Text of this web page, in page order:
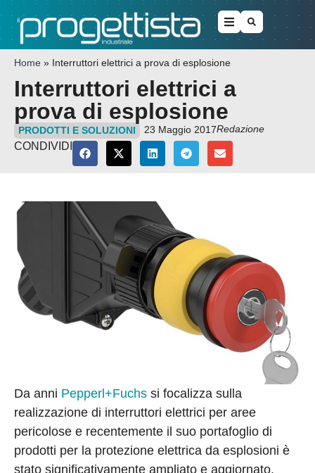
Home » Interruttori elettrici a prova di esplosione
Interruttori elettrici a
prova di esplosione
PRODOTTI E SOLUZIONI 23 Maggio 2017Redazione
CONDIVIDI
Da anni Pepperl+Fuchs si focalizza sulla
realizzazione di interruttori elettrici per aree
pericolose e recentemente il suo portafoglio di
prodotti per la protezione elettrica da esplosioni è
stato significativamente ampliato e aggiornato.